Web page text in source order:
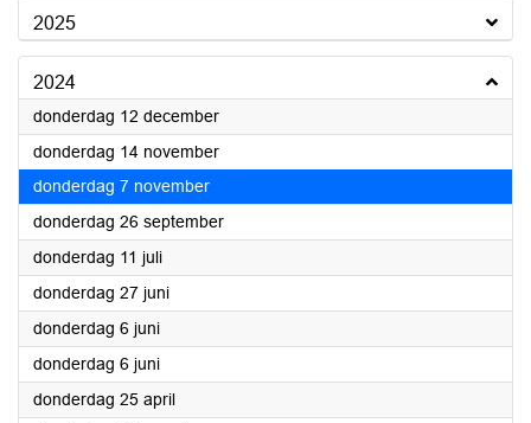
2025
2024
donderdag 12 december2024
donderdag 14 november2024
donderdag 7 november2024
donderdag 26 september2024
donderdag 11 juli2024
donderdag 27 juni2024
donderdag 6 juni2024
donderdag 6 juni2024
donderdag 25 april2024